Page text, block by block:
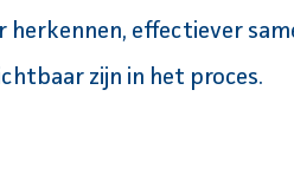
herkennen, effectiever
zijn in het proces.